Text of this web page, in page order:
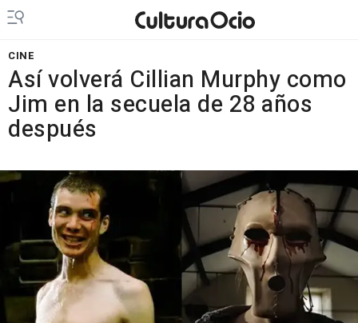
CINE
Así volverá Cillian Murphy como
Jim en la secuela de 28 años
después